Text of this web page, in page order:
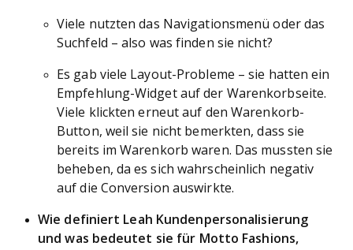
Viele nutzten das Navigationsmenü oder das
Suchfeld – also was finden sie nicht?
Es gab viele Layout-Probleme – sie hatten ein
Empfehlung-Widget auf der Warenkorbseite.
Viele klickten erneut auf den Warenkorb-
Button, weil sie nicht bemerkten, dass sie
bereits im Warenkorb waren. Das mussten sie
beheben, da es sich wahrscheinlich negativ
auf die Conversion auswirkte.
Wie definiert Leah Kundenpersonalisierung
und was bedeutet sie für Motto Fashions,